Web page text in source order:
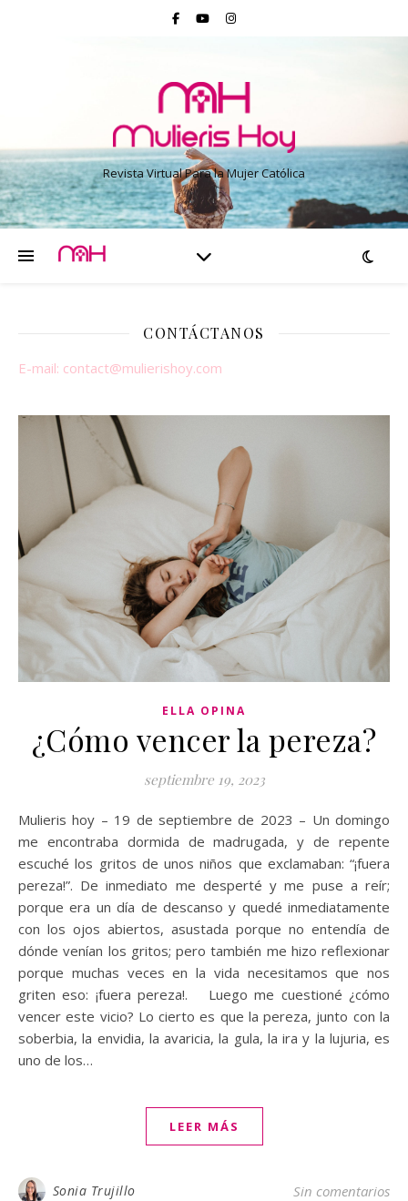
Revista Virtual Para la Mujer Católica
CONTÁCTANOS
E-mail: contact@mulierishoy.com
ELLA OPINA
¿Cómo vencer la pereza?
septiembre 19, 2023
Mulieris hoy – 19 de septiembre de 2023 – Un domingo
me encontraba dormida de madrugada, y de repente
escuché los gritos de unos niños que exclamaban: “¡fuera
pereza!”. De inmediato me desperté y me puse a reír;
porque era un día de descanso y quedé inmediatamente
con los ojos abiertos, asustada porque no entendía de
dónde venían los gritos; pero también me hizo reflexionar
porque muchas veces en la vida necesitamos que nos
griten eso: ¡fuera pereza!. Luego me cuestioné ¿cómo
vencer este vicio? Lo cierto es que la pereza, junto con la
soberbia, la envidia, la avaricia, la gula, la ira y la lujuria, es
uno de los…
LEER MÁS
Sonia Trujillo Sin comentarios